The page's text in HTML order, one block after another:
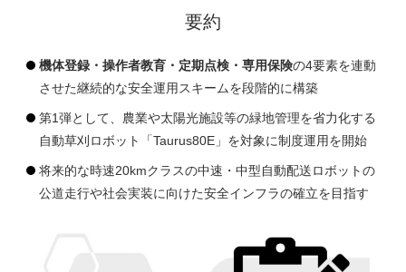
要約
機体登録・操作者教育・定期点検・専用保険の4要素を連動
させた継続的な安全運用スキームを段階的に構築
第1弾として、農業や太陽光施設等の緑地管理を省力化する
自動草刈ロボット「Taurus80E」を対象に制度運用を開始
将来的な時速20kmクラスの中速・中型自動配送ロボットの
公道走行や社会実装に向けた安全インフラの確立を目指す